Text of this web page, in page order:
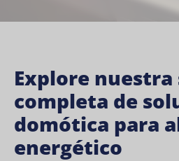
Explore nuestra
completa de
domótica para
energético